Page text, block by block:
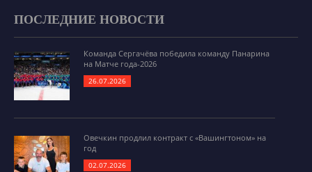
ПОСЛЕДНИЕ НОВОСТИ
Команда Сергачёва победила команду Панарина
на Матче года-2026
26.07.2026
Овечкин продлил контракт с «Вашингтоном» на
год
02.07.2026